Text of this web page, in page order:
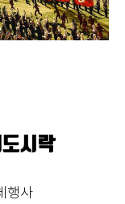
시락
행사